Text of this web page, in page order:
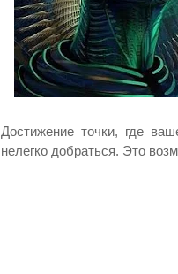
Достижение точки, где
нелегко добраться. Это